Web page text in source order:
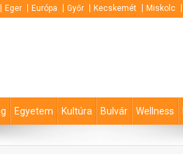
Eger Európa Győr Kecskemét Miskolc
Egyetem Kultúra Bulvár Wellness